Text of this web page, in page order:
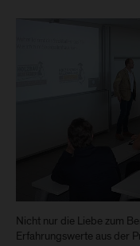
Nicht nur die Liebe zum
Erfahrungswerte aus der